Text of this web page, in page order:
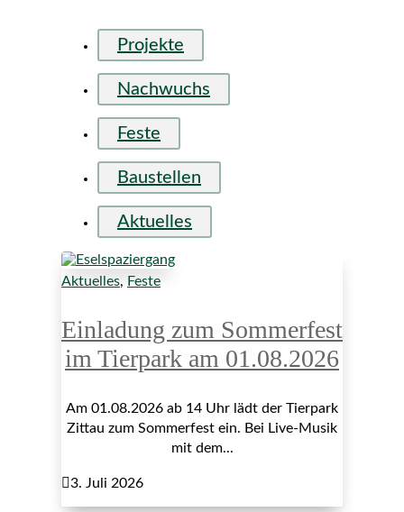
Projekte
Nachwuchs
Feste
Baustellen
Aktuelles
Aktuelles, Feste
Einladung zum Sommerfest
im Tierpark am 01.08.2026
Am 01.08.2026 ab 14 Uhr lädt der Tierpark
Zittau zum Sommerfest ein. Bei Live-Musik
mit dem...
3. Juli 2026